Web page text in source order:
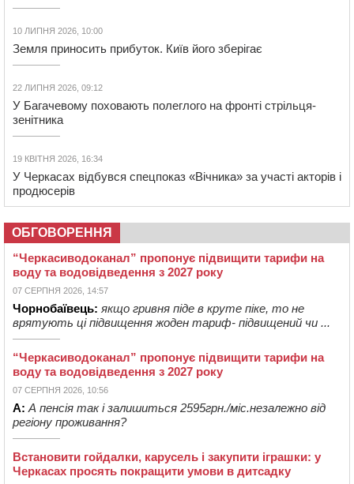
10 ЛИПНЯ 2026, 10:00
Земля приносить прибуток. Київ його зберігає
22 ЛИПНЯ 2026, 09:12
У Багачевому поховають полеглого на фронті стрільця-
зенітника
19 КВІТНЯ 2026, 16:34
У Черкасах відбувся спецпоказ «Вічника» за участі акторів і
продюсерів
ОБГОВОРЕННЯ
“Черкасиводоканал” пропонує підвищити тарифи на
воду та водовідведення з 2027 року
07 СЕРПНЯ 2026, 14:57
Чорнобаївець: якщо гривня піде в круте піке, то не
врятують ці підвищення жоден тариф- підвищений чи ...
“Черкасиводоканал” пропонує підвищити тарифи на
воду та водовідведення з 2027 року
07 СЕРПНЯ 2026, 10:56
А: А пенсія так і залишиться 2595грн./міс.незалежно від
регіону проживання?
Встановити гойдалки, карусель і закупити іграшки: у
Черкасах просять покращити умови в дитсадку